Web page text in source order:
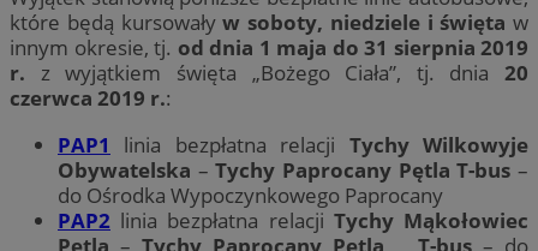
które będą kursowaływ soboty, niedziele i święta w
innym okresie, tj. od dnia 1 maja do 31 sierpnia 2019
r. z wyjątkiem święta „Bożego Ciała”, tj. dnia 20
czerwca 2019 r.:
PAP1
linia bezpłatna relacji Tychy Wilkowyje
Obywatelska –Tychy Paprocany Pętla T-bus –
do Ośrodka Wypoczynkowego Paprocany
PAP2 linia bezpłatna relacji Tychy Mąkołowiec
Pętla –Tychy Paprocany Pętla T-bus– do